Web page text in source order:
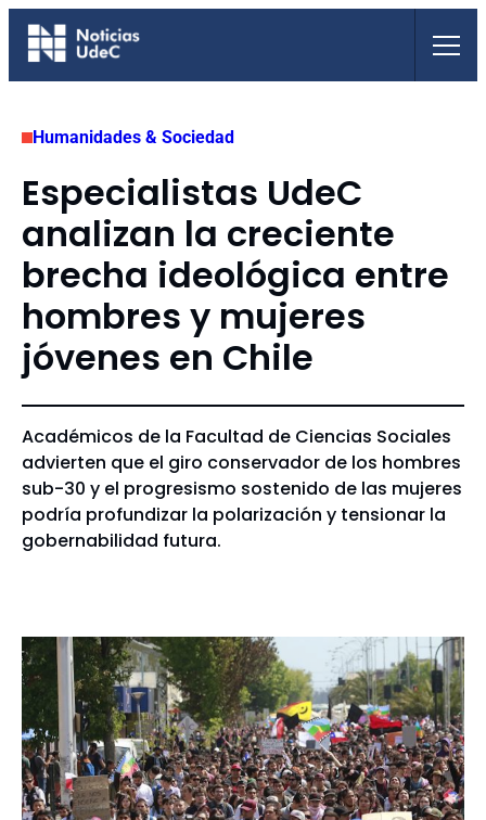
Saltar
Humanidades & Sociedad
Especialistas UdeC
analizan la creciente
brecha ideológica entre
hombres y mujeres
jóvenes en Chile
Académicos de la Facultad de Ciencias Sociales
advierten que el giro conservador de los hombres
sub-30 y el progresismo sostenido de las mujeres
podría profundizar la polarización y tensionar la
gobernabilidad futura.